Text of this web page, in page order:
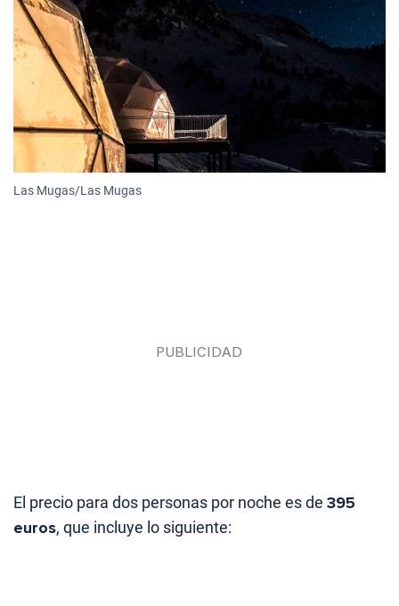
Las Mugas/Las Mugas
El precio para dos personas por noche es de 395
euros, que incluye lo siguiente: